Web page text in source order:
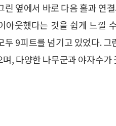
옆에서 바로 다음 홀과 연
아웃했다는 것을 쉽게 느낄
두 9피트를 넘기고 있었다.
, 다양한 나무군과 야자수